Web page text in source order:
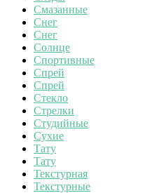
Смазанные
Снег
Снег
Солнце
Спортивные
Спрей
Спрей
Стекло
Стрелки
Студийные
Сухие
Тату
Тату
Текстурная
Текстурные